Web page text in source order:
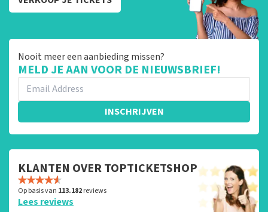
Nooit meer een aanbieding missen?
MELD JE AAN VOOR DE NIEUWSBRIEF!
INSCHRIJVEN
KLANTEN OVER TOPTICKETSHOP
Op basis van 113.182reviews
Lees reviews